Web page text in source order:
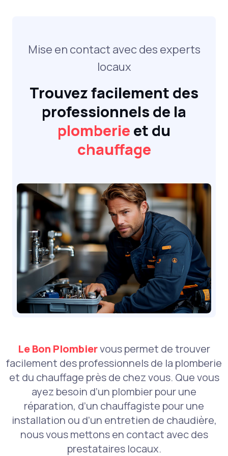
Mise en contact avec des experts
locaux
Trouvez facilement des
professionnels de la
plomberie et du
chauffage
Le Bon Plombiervous permet de trouver
facilement des professionnels de la plomberie
et du chauffage près de chez vous. Que vous
ayez besoin d’un plombier pour une
réparation, d’un chauffagiste pour une
installation ou d’un entretien de chaudière,
nous vous mettons en contact avec des
prestataires locaux.